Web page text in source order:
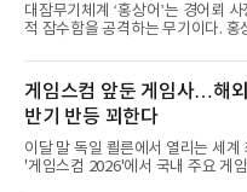
대잠무기체계 ‘홍상어’는 경어뢰
적 잠수함을 공격하는 무기이다. 홍
이뤄졌다. 이후 2012년 한국형 구
의 함정에 실전 배치됐다.그해 7월
성능 검증을 위해 홍상어 시험발사
홍상어가 목표 지점에서 입수한 후
못하고 물속에서 멈춰버리는 예상
다. 2차 품질확인 사격 시험에서도
얻지 못했다. 완벽한 신뢰성 확보를
게임스컴 앞둔 게임사…해
반기 반등 꾀한다
이달 말 독일 쾰른에서 열리는 세계
'게임스컴 2026'에서 국내 주요 게